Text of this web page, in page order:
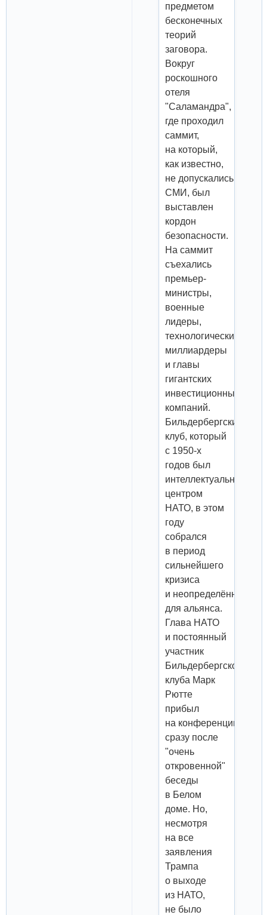
предметом
бесконечных
теорий
заговора.
Вокруг
роскошного
отеля
"Саламандра",
где проходил
саммит,
на который,
как известно,
не допускались
СМИ, был
выставлен
кордон
безопасности.
На саммит
съехались
премьер-
министры,
военные
лидеры,
технологические
миллиардеры
и главы
гигантских
инвестиционных
компаний.
Бильдербергский
клуб, который
с 1950-х
годов был
интеллектуальным
центром
НАТО, в этом
году
собрался
в период
сильнейшего
кризиса
и неопределённости
для альянса.
Глава НАТО
и постоянный
участник
Бильдербергского
клуба Марк
Рютте
прибыл
на конференцию
сразу после
"очень
откровенной"
беседы
в Белом
доме. Но,
несмотря
на все
заявления
Трампа
о выходе
из НАТО,
не было